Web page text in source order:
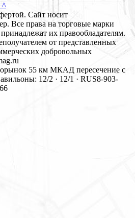
^
Сайт носит
Все права на торговые марки
их правообладателям.
от представленных
добровольных
55 км МКАД пересечение с
12/2 · 12/1 · RUS8-903-